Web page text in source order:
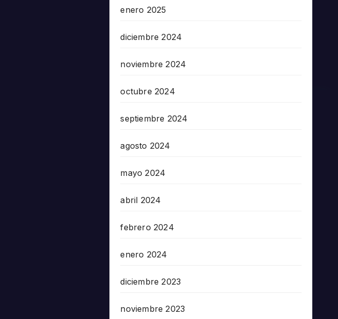
enero 2025
diciembre 2024
noviembre 2024
octubre 2024
septiembre 2024
agosto 2024
mayo 2024
abril 2024
febrero 2024
enero 2024
diciembre 2023
noviembre 2023